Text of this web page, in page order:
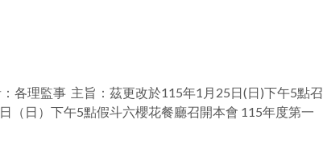
各理監事 主旨：茲更改於115年1月25日(日)下午5點召
（日）下午5點假斗六櫻花餐廳召開本會 115年度第一